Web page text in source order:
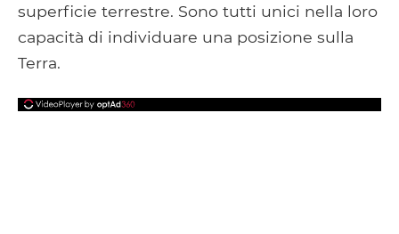
superficie terrestre. Sono tutti unici nella loro
capacità di individuare una posizione sulla
Terra.